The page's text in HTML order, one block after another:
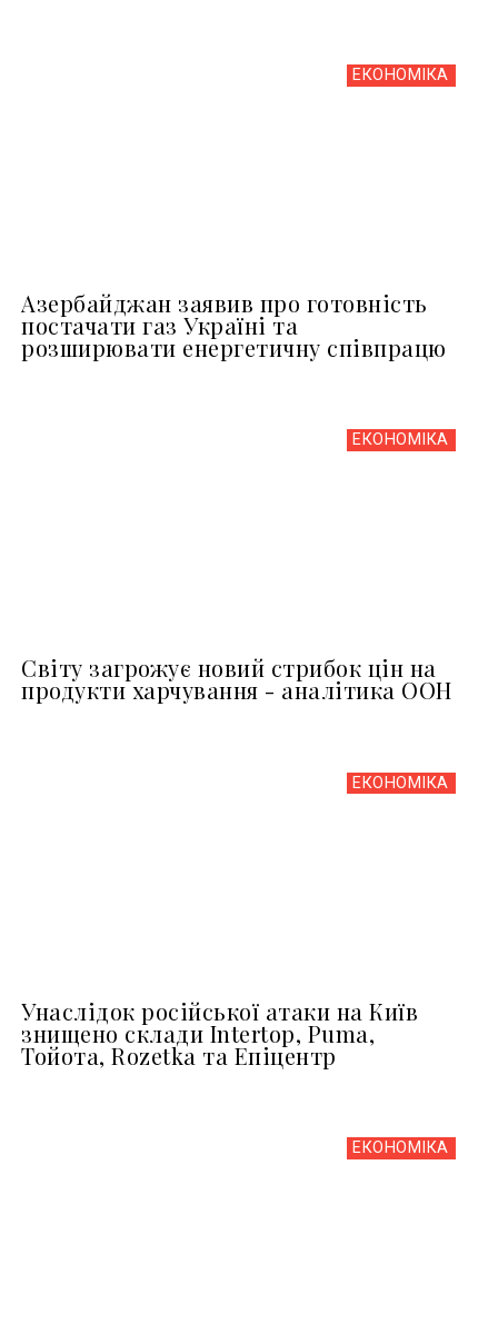
ЕКОНОМІКА
Азербайджан заявив про готовність
постачати газ Україні та
розширювати енергетичну співпрацю
ЕКОНОМІКА
Світу загрожує новий стрибок цін на
продукти харчування - аналітика ООН
ЕКОНОМІКА
Унаслідок російської атаки на Київ
знищено склади Intertop, Puma,
Тойота, Rozetka та Епіцентр
ЕКОНОМІКА